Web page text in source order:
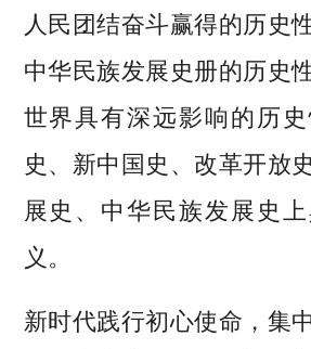
人民团结奋斗赢得的历史
中华民族发展史册的历史
世界具有深远影响的历
史、新中国史、改革开放
展史、中华民族发展史
义。
新时代践行初心使命，集